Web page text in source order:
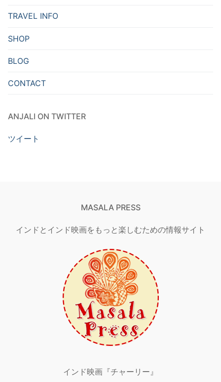
TRAVEL INFO
SHOP
BLOG
CONTACT
ANJALI ON TWITTER
ツイート
MASALA PRESS
インドとインド映画をもっと楽しむための情報サイト
インド映画『チャーリー』